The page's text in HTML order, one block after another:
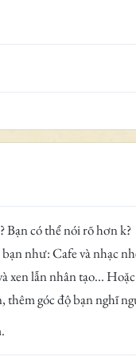
Bạn có thể nói rõ hơn k?
như: Cafe và nhạc
xen lẫn nhân tạo...
thêm góc độ bạn nghĩ